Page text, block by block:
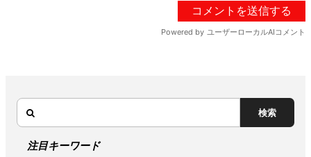
検索
注目キーワード